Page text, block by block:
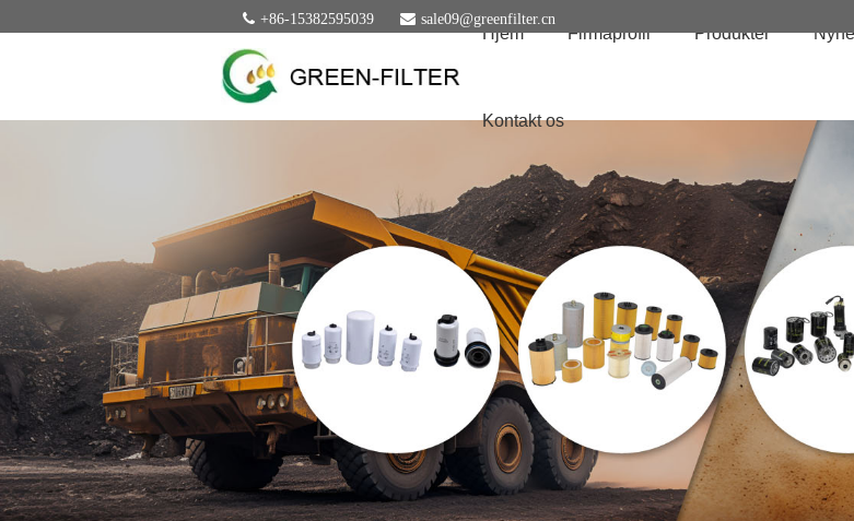
+86-15382595039 sale09@greenfilter.cn
Hjem Firmaprofil Produkter
Kontakt os